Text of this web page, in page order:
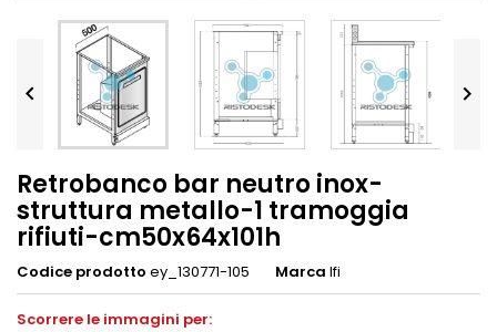
 
Retrobanco bar neutro inox-
struttura metallo-1 tramoggia
rifiuti-cm50x64x101h
Codice prodotto ey_130771-105 Marca Ifi
Scorrere le immagini per: